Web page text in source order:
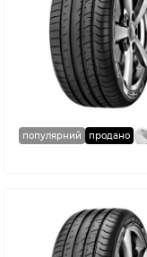
популярний продано